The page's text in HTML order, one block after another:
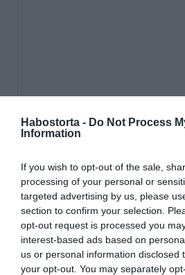
Habostorta - Do Not Process
Information
If you wish to opt-out of the sale,
processing of your personal or
targeted advertising by us, please
section to confirm your selection.
opt-out request is processed you
interest-based ads based on
us or personal information disclosed
your opt-out. You may separately